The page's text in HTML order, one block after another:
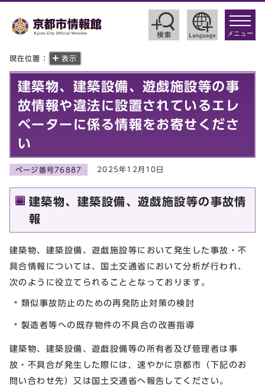
toggle
メニュー
現在位置： 表示
建築物、建築設備、遊戯施設等の事
故情報や違法に設置されているエレ
ベーターに係る情報をお寄せくださ
い
ページ番号76887 2025年12月10日
建築物、建築設備、遊戯施設等の事故情
報
建築物、建築設備、遊戯施設等において発生した事故・不
具合情報については、国土交通省において分析が行われ、
次のように役立てられることとなっております。
類似事故防止のための再発防止対策の検討
製造者等への既存物件の不具合の改善指導
建築物、建築設備、遊戯設備等の所有者及び管理者は事
故・不具合が発生した際には，速やかに京都市（下記のお
問い合わせ先）又は国土交通省へ報告してください。